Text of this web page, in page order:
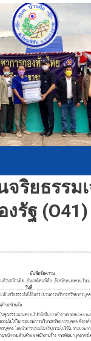
จริยธรรม
งรัฐ (O41)